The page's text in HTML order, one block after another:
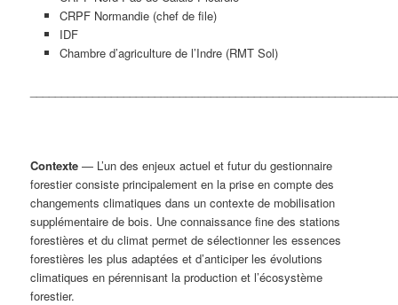
CRPF Normandie (chef de file)
IDF
Chambre d’agriculture de l’Indre (RMT Sol)
Contexte— L’un des enjeux actuel et futur du gestionnaire
forestier consiste principalement en la prise en compte des
changements climatiques dans un contexte de mobilisation
supplémentaire de bois. Une connaissance fine des stations
forestières et du climat permet de sélectionner les essences
forestières les plus adaptées et d’anticiper les évolutions
climatiques en pérennisant la production et l’écosystème
forestier.